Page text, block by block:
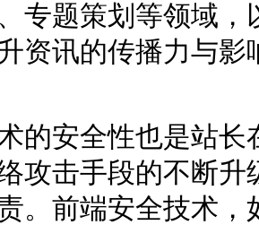
专题策划等领域
资讯的传播力与影
安全性也是站长
攻击手段的不断
。前端安全技术，